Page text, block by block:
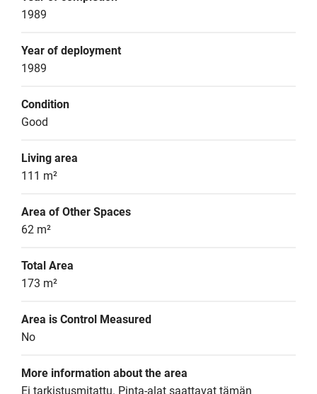
1989
Year of deployment
1989
Condition
Good
Living area
111 m²
Area of Other Spaces
62 m²
Total Area
173 m²
Area is Control Measured
No
More information about the area
Ei tarkistusmitattu. Pinta-alat saattavat tämän